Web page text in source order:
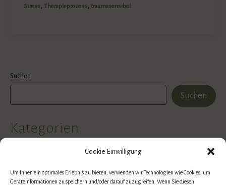
Cookie Einwilligung
Um Ihnen ein optimales Erlebnis zu bieten, verwenden wir Technologien wie Cookies, um
Geräteinformationen zu speichern und/oder darauf zuzugreifen. Wenn Sie diesen
Stress, Therapieprozess,traumasensibel
Suchen
Suchen
Kategorien
Coaching